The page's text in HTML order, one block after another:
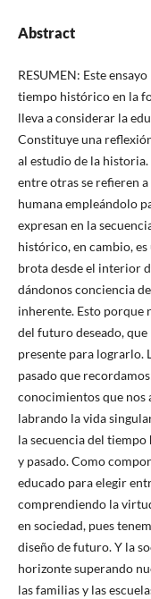
Abstract
RESUMEN: Este
tiempo histórico en la
lleva a considerar la
Constituye una
al estudio de la
entre otras se refieren
humana empleándolo
expresan en la
histórico, en cambio,
brota desde el interior
dándonos conciencia
inherente. Esto porque
del futuro deseado,
presente para lograrlo.
pasado que
conocimientos que nos
labrando la vida
la secuencia del
y pasado. Como
educado para elegir
comprendiendo la
en sociedad, pues
diseño de futuro. Y la
horizonte superando
las familias y las